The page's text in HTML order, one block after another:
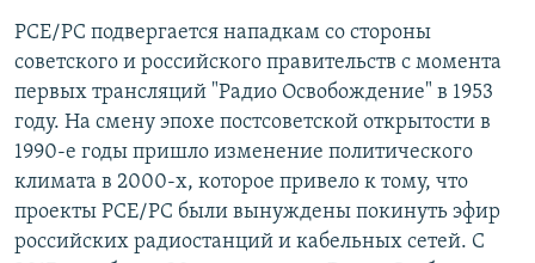
РСЕ/РС подвергается нападкам со стороны
советского и российского правительств с момента
первых трансляций "Радио Освобождение" в 1953
году. На смену эпохе постсоветской открытости в
1990-е годы пришло изменение политического
климата в 2000-х, которое привело к тому, что
проекты РСЕ/РС были вынуждены покинуть эфир
российских радиостанций и кабельных сетей. С